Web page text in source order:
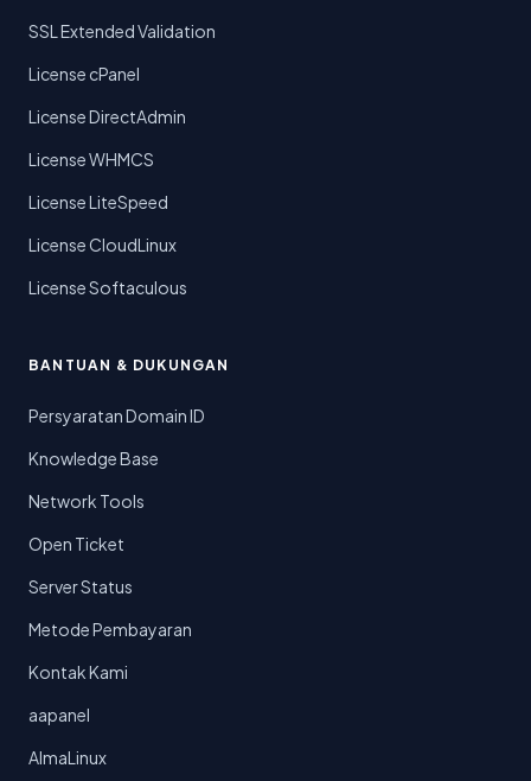
SSL Extended Validation
License cPanel
License DirectAdmin
License WHMCS
License LiteSpeed
License CloudLinux
License Softaculous
BANTUAN & DUKUNGAN
Persyaratan Domain ID
Knowledge Base
Network Tools
Open Ticket
Server Status
Metode Pembayaran
Kontak Kami
aapanel
AlmaLinux